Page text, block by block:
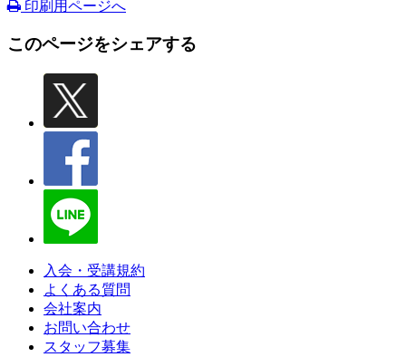
印刷用ページへ
このページをシェアする
入会・受講規約
よくある質問
会社案内
お問い合わせ
スタッフ募集